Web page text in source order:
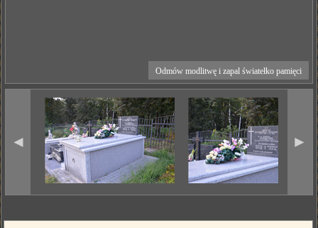
Odmów modlitwę i zapal światełko pamięci
◄ ►